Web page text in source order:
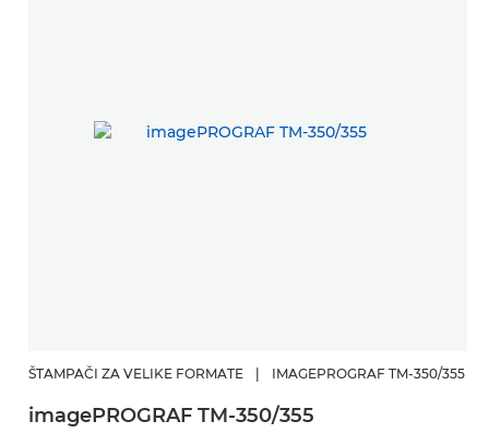
ŠTAMPAČI ZA VELIKE FORMATE IMAGEPROGRAF TM-350/355
imagePROGRAF TM-350/355